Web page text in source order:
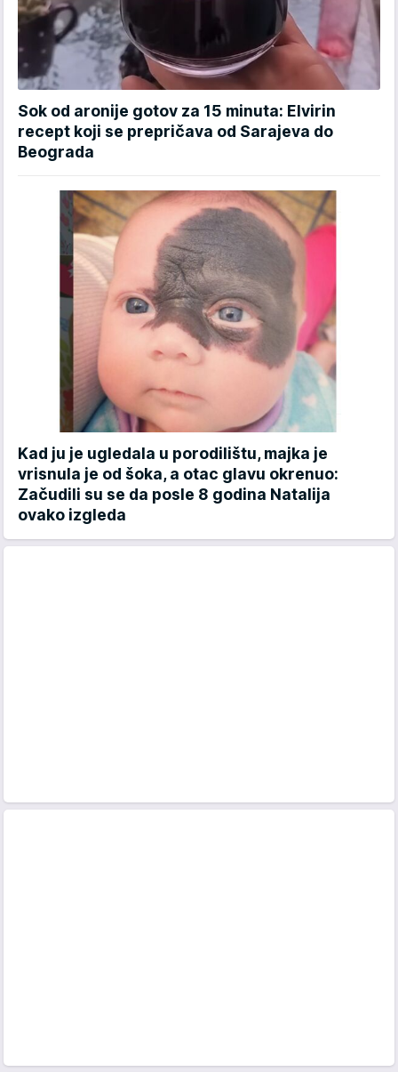
Sok od aronije gotov za 15 minuta: Elvirin
recept koji se prepričava od Sarajeva do
Beograda
Kad ju je ugledala u porodilištu, majka je
vrisnula je od šoka, a otac glavu okrenuo:
Začudili su se da posle 8 godina Natalija
ovako izgleda